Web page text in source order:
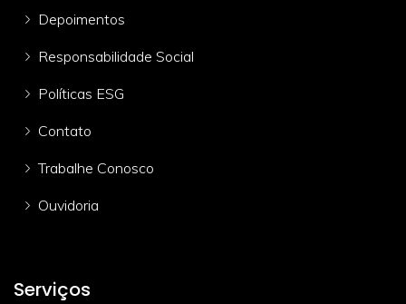
Depoimentos
Responsabilidade Social
Políticas ESG
Contato
Trabalhe Conosco
Ouvidoria
Serviços